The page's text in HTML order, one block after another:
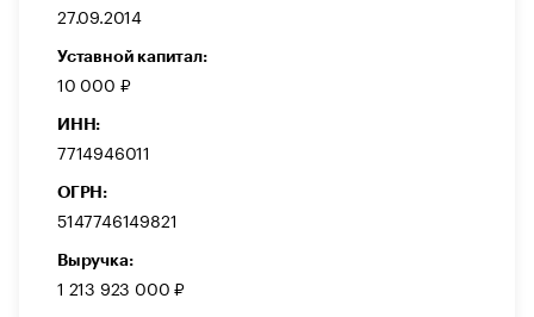
27.09.2014
Уставной капитал:
10 000 ₽
ИНН:
7714946011
ОГРН:
5147746149821
Выручка:
1 213 923 000 ₽